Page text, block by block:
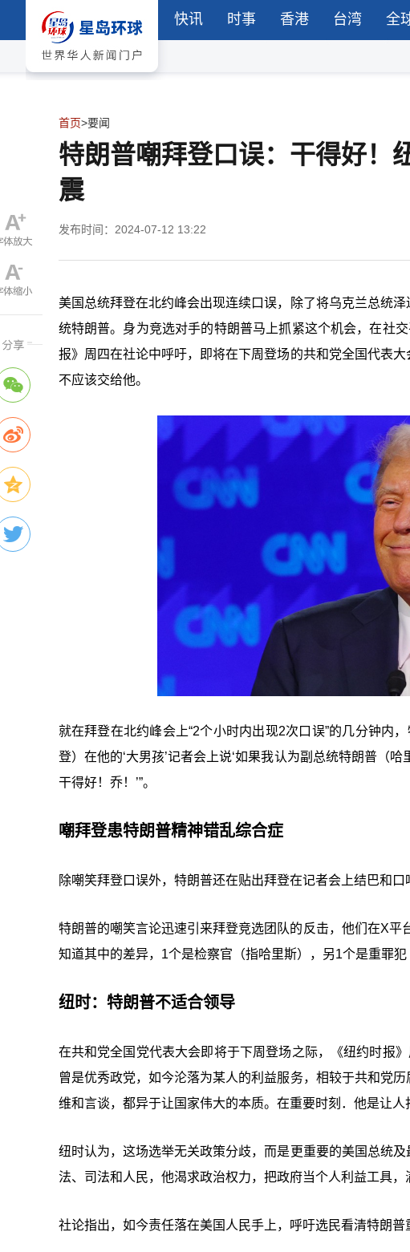
快讯 时事 香港 台湾 全
首页>要闻
特朗普嘲拜登口误：干得好！
震
发布时间：2024-07-12 13:22
美国总统拜登在北约峰会出现连续口误，除了将乌克兰总统
统特朗普。身为竞选对手的特朗普马上抓紧这个机会，在社
报》周四在社论中呼吁，即将在下周登场的共和党全国代表
不应该交给他。
就在拜登在北约峰会上“2个小时内出现2次口误”的几分钟内
登）在他的‘大男孩’记者会上说‘如果我认为副总统特朗普（
干得好！乔！’”。
嘲拜登患特朗普精神错乱综合症
除嘲笑拜登口误外，特朗普还在贴出拜登在记者会上结巴和口
特朗普的嘲笑言论迅速引来拜登竞选团队的反击，他们在X
知道其中的差异，1个是检察官（指哈里斯），另1个是重罪犯
纽时：特朗普不适合领导
在共和党全国党代表大会即将于下周登场之际，《纽约时报
曾是优秀政党，如今沦落为某人的利益服务，相较于共和党
维和言谈，都异于让国家伟大的本质。在重要时刻．他是让人
纽时认为，这场选举无关政策分歧，而是更重要的美国总统
法、司法和人民，他渴求政治权力，把政府当个人利益工具，
社论指出，如今责任落在美国人民手上，呼吁选民看清特朗普